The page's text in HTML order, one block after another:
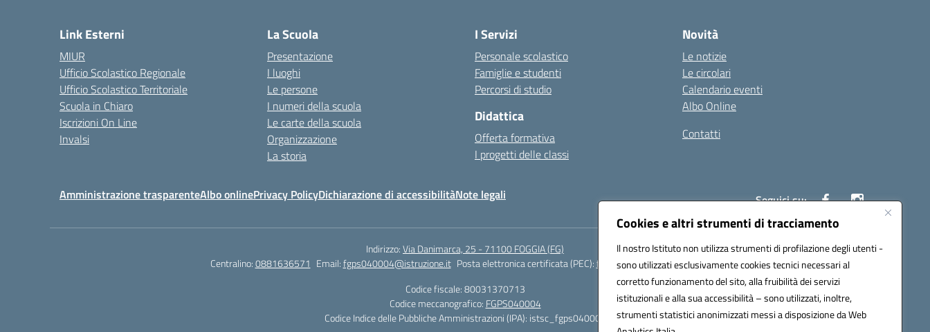
Cookies e altri strumenti di tracciamento
Il nostro Istituto non utilizza strumenti di profilazione degli utenti -
sono utilizzati esclusivamente cookies tecnici necessari al
corretto funzionamento del sito, alla fruibilità dei servizi
istituzionali e alla sua accessibilità – sono utilizzati, inoltre,
strumenti statistici anonimizzati messi a disposizione da Web
Link Esterni
MIUR
Ufficio Scolastico Regionale
Ufficio Scolastico Territoriale
Scuola in Chiaro
Iscrizioni On Line
Invalsi
La Scuola
Presentazione
I luoghi
Le persone
I numeri della scuola
Le carte della scuola
Organizzazione
La storia
I Servizi
Personale scolastico
Famiglie e studenti
Percorsi di studio
Didattica
Offerta formativa
I progetti delle classi
Novità
Le notizie
Le circolari
Calendario eventi
Albo Online
Contatti
Amministrazione trasparenteAlbo onlinePrivacy PolicyDichiarazione di accessibilitàNote legali Seguici su:
Indirizzo:Via Danimarca, 25 - 71100 FOGGIA (FG)
Centralino:0881636571 Email:fgps040004@istruzione.it Posta elettronica certificata (PEC):fgps040004@pec.istruzione.it
Codice fiscale: 80031370713
Codice meccanografico: FGPS040004
Codice Indice delle Pubbliche Amministrazioni (IPA): istsc_fgps040004